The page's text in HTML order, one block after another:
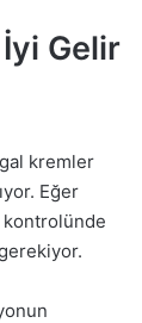
Gelir
kremler
Eğer
kontrolünde